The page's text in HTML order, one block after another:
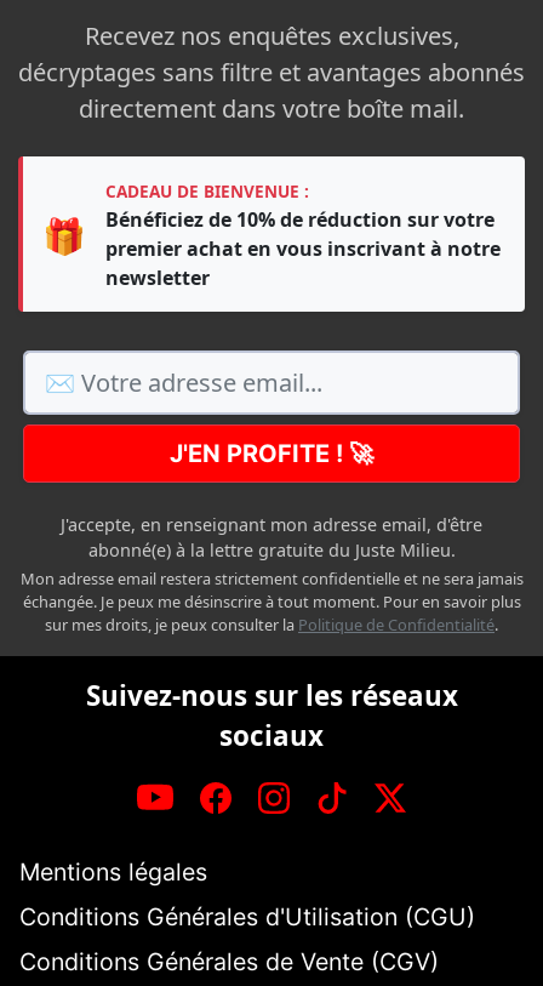
Recevez nos enquêtes exclusives,
décryptages sans filtre et avantages abonnés
directement dans votre boîte mail.
🎁
CADEAU DE BIENVENUE :
Bénéficiez de 10% de réduction sur votre
premier achat en vous inscrivant à notre
newsletter
J'EN PROFITE ! 🚀
J'accepte, en renseignant mon adresse email, d'être
abonné(e) à la lettre gratuite du Juste Milieu.
Mon adresse email restera strictement confidentielle et ne sera jamais
échangée. Je peux me désinscrire à tout moment. Pour en savoir plus
sur mes droits, je peux consulter la Politique de Confidentialité.
Suivez-nous sur les réseaux
sociaux
Mentions légales
Conditions Générales d'Utilisation (CGU)
Conditions Générales de Vente (CGV)